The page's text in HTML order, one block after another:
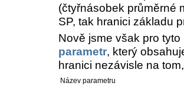
(čtyřnásobek průměrné
SP, tak hranici základu
Nově jsme však pro
parametr, který
hranici nezávisle na
Název parametru